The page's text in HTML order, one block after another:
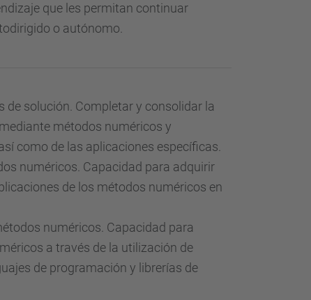
que les permitan continuar
o autónomo.
solución. Completar y consolidar la
métodos numéricos y
como de las aplicaciones específicas.
numéricos. Capacidad para adquirir
de los métodos numéricos en
numéricos. Capacidad para
a través de la utilización de
de programación y librerías de